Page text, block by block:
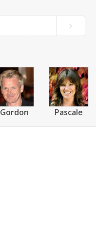
›
Gordon Pascale